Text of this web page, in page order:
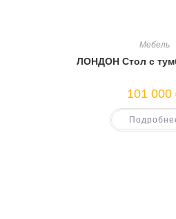
Мебель
ЛОНДОН Стол с
101 000